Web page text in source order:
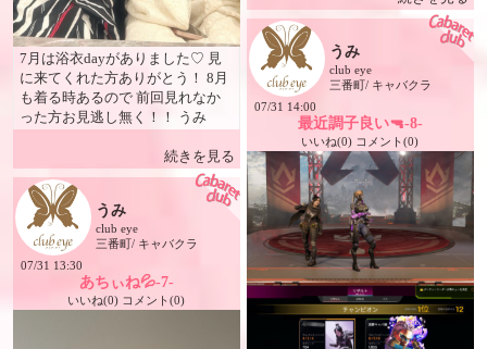
7月は浴衣dayがありました♡ 見
に来てくれた方ありがとう！ 8月
も着る時あるので 前回見れなか
続きを見る
うみ
club eye
三番町/ キャバクラ
07/31 14:00
最近調子良い🔫-8-
いいね(0) コメント(0)
うみ
club eye
三番町/ キャバクラ
07/31 13:30
あちぃね💦-7-
いいね(0) コメント(0)